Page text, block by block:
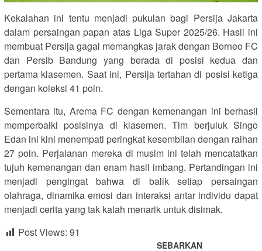
Kekalahan ini tentu menjadi pukulan bagi Persija Jakarta
dalam persaingan papan atas Liga Super 2025/26. Hasil ini
membuat Persija gagal memangkas jarak dengan Borneo FC
dan Persib Bandung yang berada di posisi kedua dan
pertama klasemen. Saat ini, Persija tertahan di posisi ketiga
dengan koleksi 41 poin.
Sementara itu, Arema FC dengan kemenangan ini berhasil
memperbaiki posisinya di klasemen. Tim berjuluk Singo
Edan ini kini menempati peringkat kesembilan dengan raihan
27 poin. Perjalanan mereka di musim ini telah mencatatkan
tujuh kemenangan dan enam hasil imbang. Pertandingan ini
menjadi pengingat bahwa di balik setiap persaingan
olahraga, dinamika emosi dan interaksi antar individu dapat
menjadi cerita yang tak kalah menarik untuk disimak.
Post Views: 91
SEBARKAN